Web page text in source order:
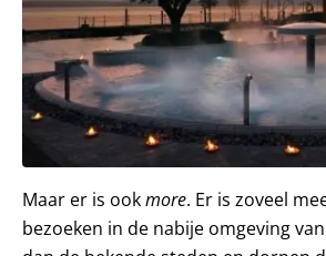
Maar er is ookmore. Er is zoveel
bezoeken in de nabije omgeving